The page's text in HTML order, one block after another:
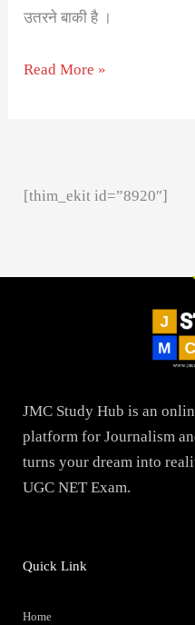
उतरने बाकी है ।
Read More »
[thim_ekit id=”8920″]
JMC Study Hub is an
platform for Journalism
turns your dream into
UGC NET Exam.
Quick Link
Home